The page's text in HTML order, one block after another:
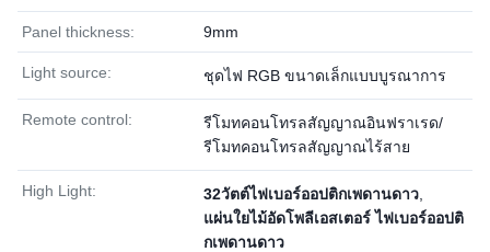
Panel thickness: 9mm
Light source: ชุดไฟ RGB ขนาดเล็กแบบบูรณาการ
Remote control:
รีโมทคอนโทรลสัญญาณอินฟราเรด/
รีโมทคอนโทรลสัญญาณไร้สาย
High Light: 32วัตต์ไฟเบอร์ออปติกเพดานดาว
แผ่นใยไม้อัดโพลีเอสเตอร์ ไฟเบอร์ออปติ
กเพดานดาว